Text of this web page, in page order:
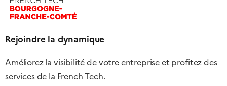
Rejoindre la dynamique
Améliorez la visibilité de votre entreprise et profitez des
services de la French Tech.